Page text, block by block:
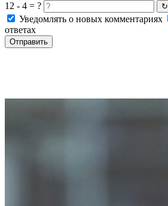
12 - 4 = ? ↻
Уведомлять о новых комментариях
ответах
Отправить